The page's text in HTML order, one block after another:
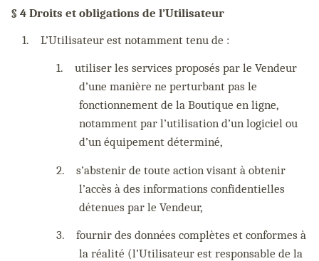
§ 4 Droits et obligations de l’Utilisateur
1.
L’Utilisateur est notamment tenu de :
1.
utiliser les services proposés par le Vendeur
d’une manière ne perturbant pas le
fonctionnement de la Boutique en ligne,
notamment par l’utilisation d’un logiciel ou
d’un équipement déterminé,
2.
s’abstenir de toute action visant à obtenir
l’accès à des informations confidentielles
détenues par le Vendeur,
3.
fournir des données complètes et conformes à
la réalité (l’Utilisateur est responsable de la